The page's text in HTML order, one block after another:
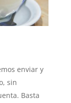
enviar y
sin
Basta